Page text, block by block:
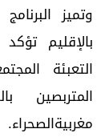
وتميز
بالإقليم
التعبئة
المتربصين
مغربيةالصحراء.